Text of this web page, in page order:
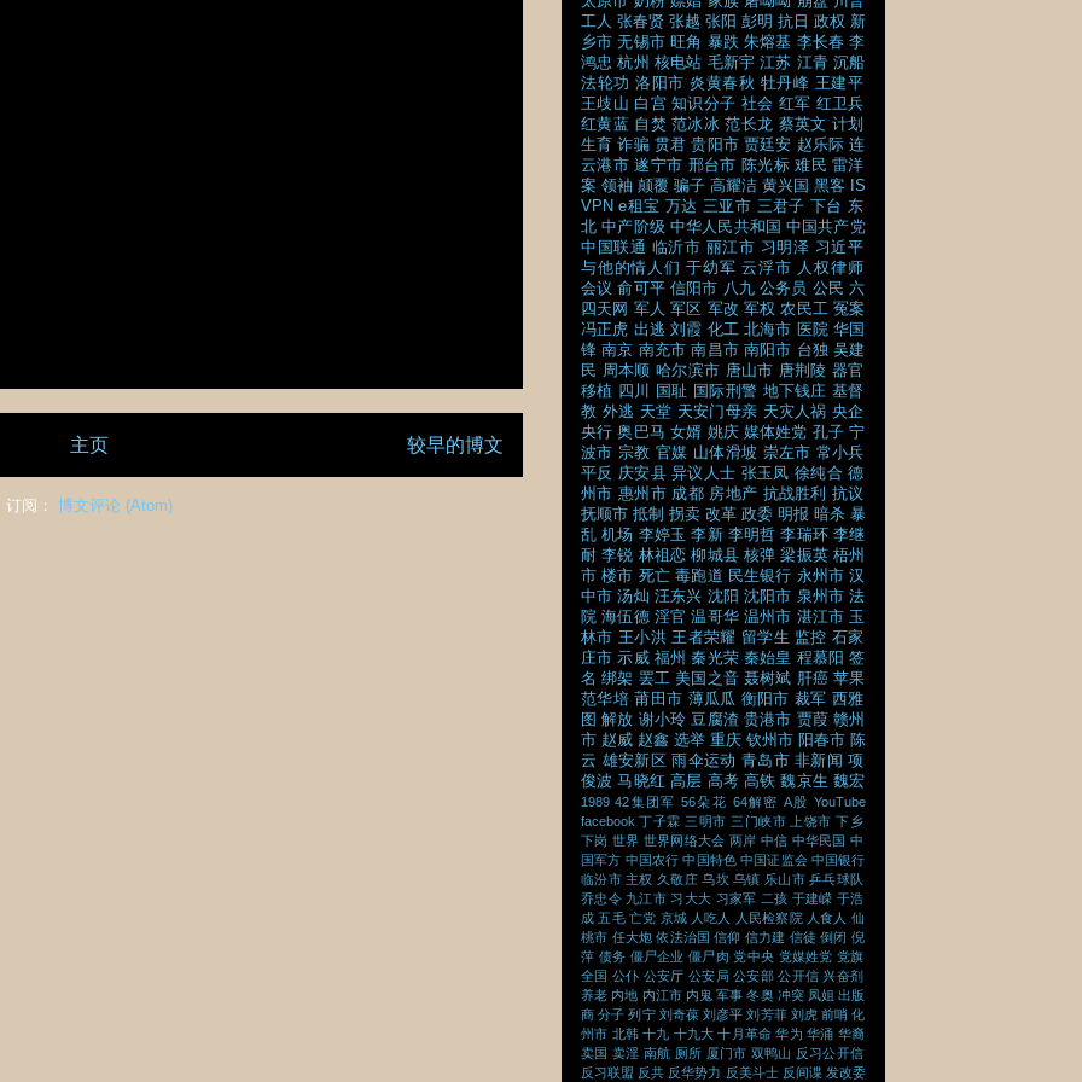
较早的博文
主页
订阅： 博文评论 (Atom)
工人 张春贤 张越 张阳 彭明 抗日 政权 新
乡市 无锡市 旺角 暴跌 朱熔基 李长春 李
鸿忠 杭州 核电站 毛新宇 江苏 江青 沉船
法轮功 洛阳市 炎黄春秋 牡丹峰 王建平
王歧山 白宫 知识分子 社会 红军 红卫兵
红黄蓝 自焚 范冰冰 范长龙 蔡英文 计划
生育 诈骗 贯君 贵阳市 贾廷安 赵乐际 连
云港市 遂宁市 邢台市 陈光标 难民 雷洋
案 领袖 颠覆 骗子 高耀洁 黄兴国 黑客
IS
VPN e租宝 万达 三亚市 三君子 下台 东
北 中产阶级 中华人民共和国 中国共产党
中国联通 临沂市 丽江市 习明泽 习近平
与他的情人们 于幼军 云浮市 人权律师
会议 俞可平 信阳市 八九 公务员 公民 六
四天网 军人 军区 军改 军权 农民工 冤案
冯正虎 出逃 刘霞 化工 北海市 医院 华国
锋 南京 南充市 南昌市 南阳市 台独 吴建
民 周本顺 哈尔滨市 唐山市 唐荆陵 器官
移植 四川 国耻 国际刑警 地下钱庄 基督
教 外逃 天堂 天安门母亲 天灾人祸 央企
央行 奥巴马 女婿 姚庆 媒体姓党 孔子 宁
波市 宗教 官媒 山体滑坡 崇左市 常小兵
平反 庆安县 异议人士 张玉凤 徐纯合 德
州市 惠州市 成都 房地产 抗战胜利 抗议
抚顺市 抵制 拐卖 改革 政委 明报 暗杀 暴
乱 机场 李婷玉 李新 李明哲 李瑞环 李继
耐 李锐 林祖恋 柳城县 核弹 梁振英 梧州
市 楼市 死亡 毒跑道 民生银行 永州市 汉
中市 汤灿 汪东兴 沈阳 沈阳市 泉州市 法
院 海伍德 淫官 温哥华 温州市 湛江市 玉
林市 王小洪 王者荣耀 留学生 监控 石家
庄市 示威 福州 秦光荣 秦始皇 程慕阳 签
名 绑架 罢工 美国之音 聂树斌 肝癌 苹果
范华培 莆田市 薄瓜瓜 衡阳市 裁军 西雅
图 解放 谢小玲 豆腐渣 贵港市 贾葭 赣州
市 赵威 赵鑫 选举 重庆 钦州市 阳春市 陈
云 雄安新区 雨伞运动 青岛市 非新闻 项
俊波 马晓红 高层 高考 高铁 魏京生 魏宏
1989 42集团军 56朵花 64解密 A股 YouTube
facebook 丁子霖 三明市 三门峡市 上饶市 下乡
下岗 世界 世界网络大会 两岸 中信 中华民国 中
国军方 中国农行 中国特色 中国证监会 中国银行
临汾市 主权 久敬庄 乌坎 乌镇 乐山市 乒乓球队
乔忠令 九江市 习大大 习家军 二孩 于建嵘 于浩
成 五毛 亡党 京城 人吃人 人民检察院 人食人 仙
桃市 任大炮 依法治国 信仰 信力建 信徒 倒闭 倪
萍 债务 僵尸企业 僵尸肉 党中央 党媒姓党 党旗
全国 公仆 公安厅 公安局 公安部 公开信 兴奋剂
养老 内地 内江市 内鬼 军事 冬奥 冲突 凤姐 出版
商 分子 列宁 刘奇葆 刘彦平 刘芳菲 刘虎 前哨 化
州市 北韩 十九 十九大 十月革命 华为 华涌 华裔
卖国 卖淫 南航 厕所 厦门市 双鸭山 反习公开信
反习联盟 反共 反华势力 反美斗士 反间谍 发改委